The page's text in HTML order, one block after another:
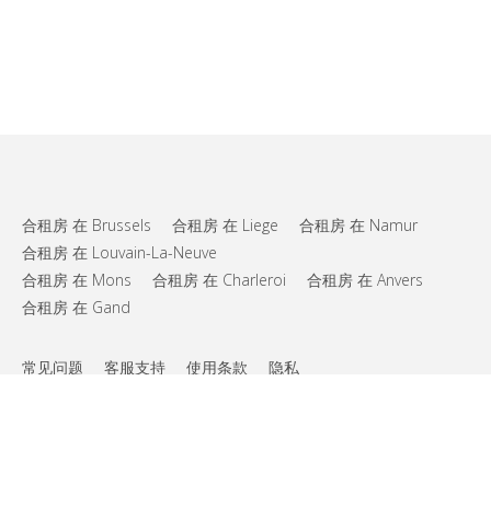
合租房 在 Brussels 合租房 在 Liege
合租房 在 Namur
合租房 在 Louvain-La-Neuve
合租房 在 Mons
合租房 在 Charleroi
合租房 在 Anvers
合租房 在 Gand
常见问题 客服支持 使用条款 隐私